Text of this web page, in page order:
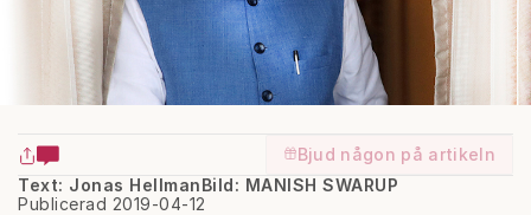
Bjud någon på artikeln
Text: Jonas Hellman
Publicerad 2019-04-12
Bild: MANISH SWARUP